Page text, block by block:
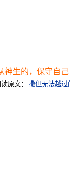
神生的，保守自
原文： 撒但无法越